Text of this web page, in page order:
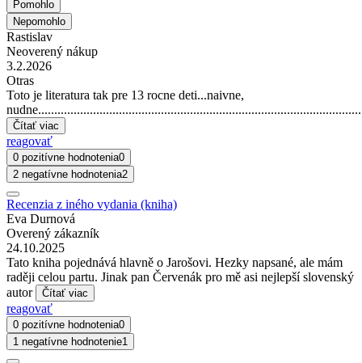
Pomohlo
Nepomohlo
Rastislav
Neoverený nákup
3.2.2026
Otras
Toto je literatura tak pre 13 rocne deti...naivne,
Čítať viac
reagovať
0 pozitívne hodnotenia0
2 negatívne hodnotenia2
Recenzia z iného vydania (kniha)
Eva Durnová
Overený zákazník
24.10.2025
Tato kniha pojednává hlavně o Jarošovi. Hezky napsané, ale mám
raději celou partu. Jinak pan Červenák pro mě asi nejlepší slovenský
autor
Čítať viac
reagovať
0 pozitívne hodnotenia0
1 negatívne hodnotenie1